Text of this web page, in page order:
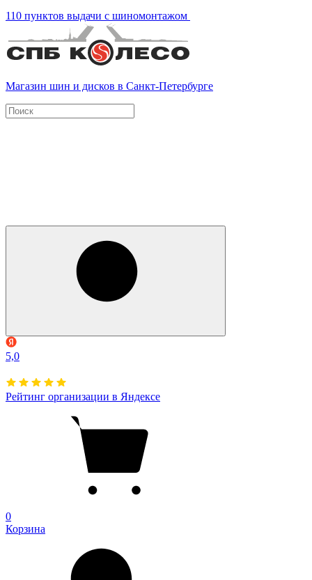
110 пунктов выдачи с шиномонтажом
Магазин шин и дисков в Санкт-Петербурге
5,0
Рейтинг организации в Яндексе
0
Корзина